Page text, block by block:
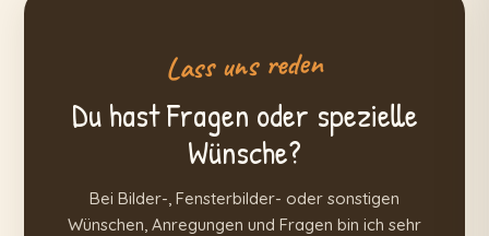
Lass uns reden
Du hast Fragen oder spezielle
Wünsche?
Bei Bilder-, Fensterbilder- oder sonstigen
Wünschen, Anregungen und Fragen bin ich sehr